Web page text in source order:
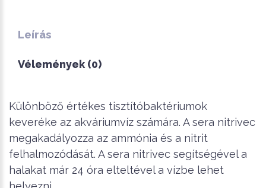
Leírás
Vélemények (0)
Különböző értékes tisztítóbaktériumok
keveréke az akváriumvíz számára. A sera nitrivec
megakadályozza az ammónia és a nitrit
felhalmozódását. A sera nitrivec segítségével a
halakat már 24 óra elteltével a vízbe lehet